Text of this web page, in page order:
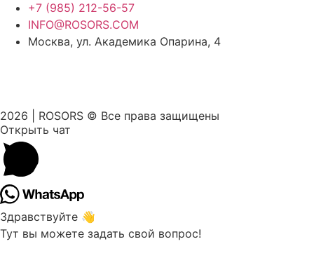
+7 (985) 212-56-57
INFO@ROSORS.COM
Москва, ул. Академика Опарина, 4
2026 | ROSORS © Все права защищены
Открыть чат
Здравствуйте 👋
Тут вы можете задать свой вопрос!